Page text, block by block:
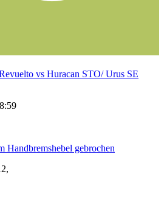
vs Huracan STO/ Urus SE
Handbremshebel gebrochen